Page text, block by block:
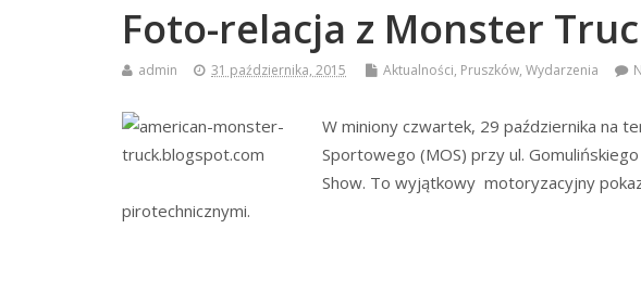
Foto-relacja z Monster
admin 31 października, 2015 Aktualności, Pruszków, Wydarzenia
W miniony czwartek, 29 października na
Sportowego (MOS) przy ul.
Show. To wyjątkowy motoryzacyjny
pirotechnicznymi.